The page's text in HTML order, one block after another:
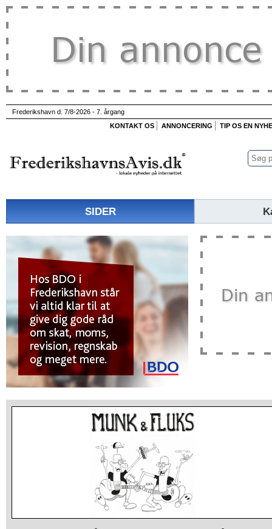
Frederikshavn d. 7/8-2026 - 7. årgang
KONTAKT OS
ANNONCERING TIP OS EN
SIDER